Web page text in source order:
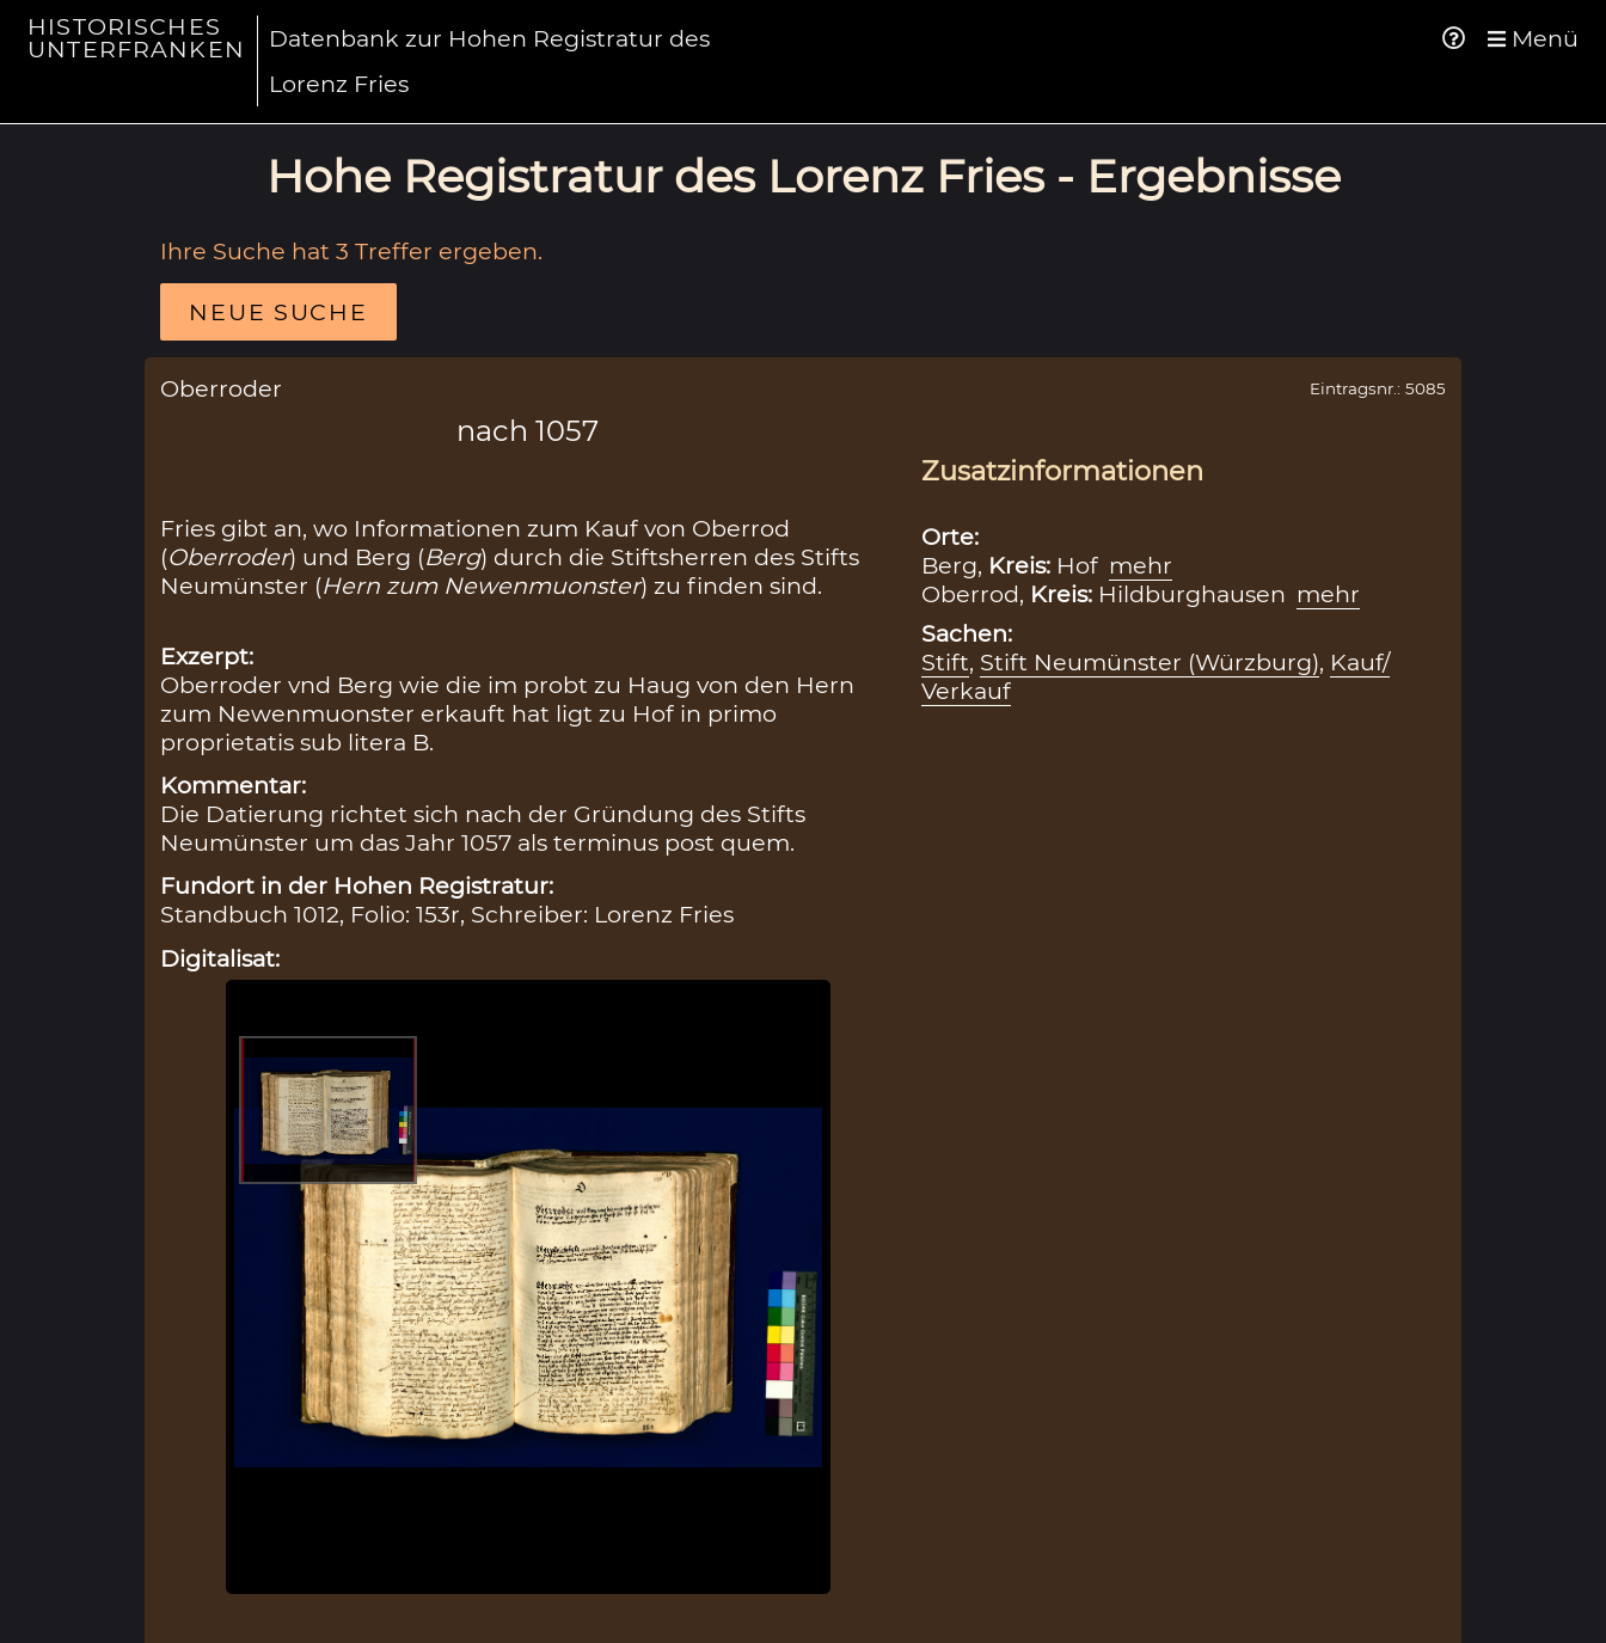
HISTORISCHES
UNTERFRANKEN
Datenbank zur Hohen Registratur des
Lorenz Fries
Menü
Hohe Registratur des Lorenz Fries - Ergebnisse
Ihre Suche hat 3 Treffer ergeben.
NEUE SUCHE
Oberroder
nach 1057
Fries gibt an, wo Informationen zum Kauf von Oberrod
(Oberroder) und Berg (Berg) durch die Stiftsherren des Stifts
Neumünster (Hern zum Newenmuonster) zu finden sind.
Exzerpt:
Oberroder vnd Berg wie die im probt zu Haug von den Hern
zum Newenmuonster erkauft hat ligt zu Hof in primo
proprietatis sub litera B.
Kommentar:
Die Datierung richtet sich nach der Gründung des Stifts
Neumünster um das Jahr 1057 als terminus post quem.
Fundort in der Hohen Registratur:
Standbuch 1012, Folio: 153r, Schreiber: Lorenz Fries
Digitalisat:
Eintragsnr.: 5085
Zusatzinformationen
Orte:
Berg, Kreis: Hof mehr
Oberrod, Kreis: Hildburghausen mehr
Sachen:
Stift, Stift Neumünster (Würzburg), Kauf/
Verkauf